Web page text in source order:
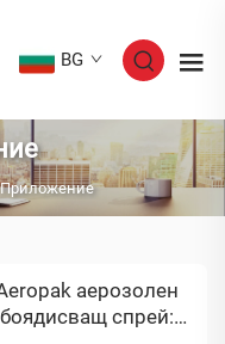
BG
Приложение
аерозолен
боядисващ спрей: